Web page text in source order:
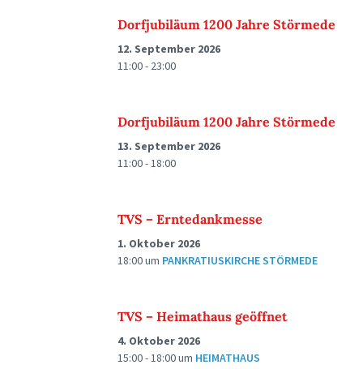
Dorfjubiläum 1200 Jahre Störmede
12. September 2026
11:00 - 23:00
Dorfjubiläum 1200 Jahre Störmede
13. September 2026
11:00 - 18:00
TVS – Erntedankmesse
1. Oktober 2026
18:00um PANKRATIUSKIRCHE STÖRMEDE
TVS – Heimathaus geöffnet
4. Oktober 2026
15:00 - 18:00um HEIMATHAUS